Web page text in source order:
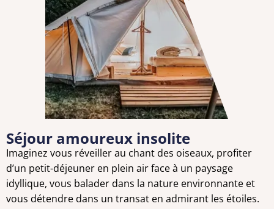
Séjour amoureux insolite
Imaginez vous réveiller au chant des oiseaux, profiter
d’un petit-déjeuner en plein air face à un paysage
idyllique, vous balader dans la nature environnante et
vous détendre dans un transat en admirant les étoiles.